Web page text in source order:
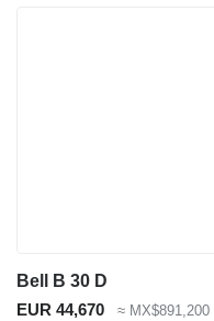
Bell B 30 D
EUR 44,670
≈ MX$891,200